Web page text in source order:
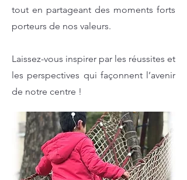
tout en partageant des moments forts
porteurs de nos valeurs.
Laissez-vous inspirer par les réussites et
les perspectives qui façonnent l’avenir
de notre centre !